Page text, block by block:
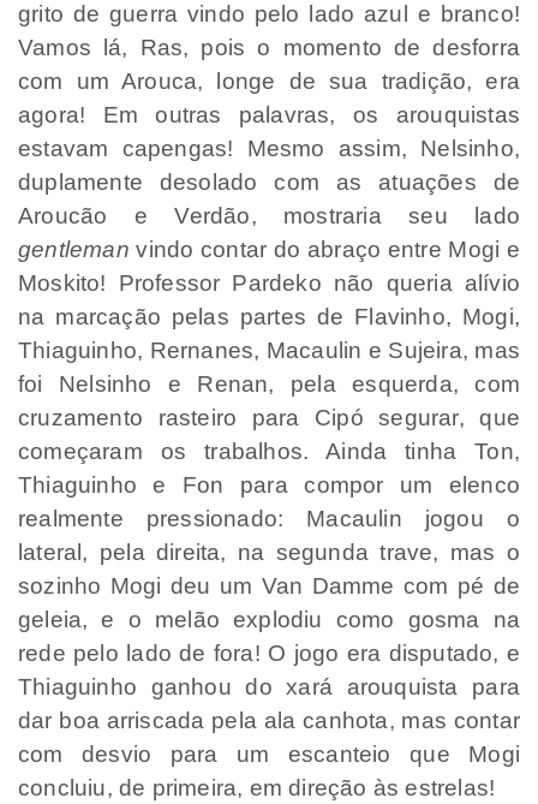
grito de guerra vindo pelo lado azul e branco!
Vamos lá, Ras, pois o momento de desforra
com um Arouca, longe de sua tradição, era
agora! Em outras palavras, os arouquistas
estavam capengas! Mesmo assim, Nelsinho,
duplamente desolado com as atuações de
Aroucão e Verdão, mostraria seu lado
gentleman vindo contar do abraço entre Mogi e
Moskito! Professor Pardeko não queria alívio
na marcação pelas partes de Flavinho, Mogi,
Thiaguinho, Rernanes, Macaulin e Sujeira, mas
foi Nelsinho e Renan, pela esquerda, com
cruzamento rasteiro para Cipó segurar, que
começaram os trabalhos. Ainda tinha Ton,
Thiaguinho e Fon para compor um elenco
realmente pressionado: Macaulin jogou o
lateral, pela direita, na segunda trave, mas o
sozinho Mogi deu um Van Damme com pé de
geleia, e o melão explodiu como gosma na
rede pelo lado de fora! O jogo era disputado, e
Thiaguinho ganhou do xará arouquista para
dar boa arriscada pela ala canhota, mas contar
com desvio para um escanteio que Mogi
concluiu, de primeira, em direção às estrelas!